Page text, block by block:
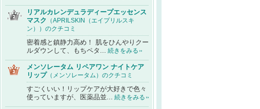
リアルカレンデュラディープエッセンス
マスク （APRILSKIN（エイプリルスキ
ン））のクチコミ
密着感と鎮静力高め！ 肌をひんやりクー
ルダウンして、もちペタ... 続きをみる
メンソレータム リペアワン ナイトケア
リップ（メンソレータム）のクチコミ
すごくいい！リップケアが大好きで色々
使っていますが、医薬品並... 続きをみる